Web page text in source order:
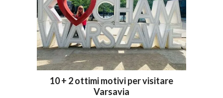
10 + 2 ottimi motivi per visitare
Varsavia